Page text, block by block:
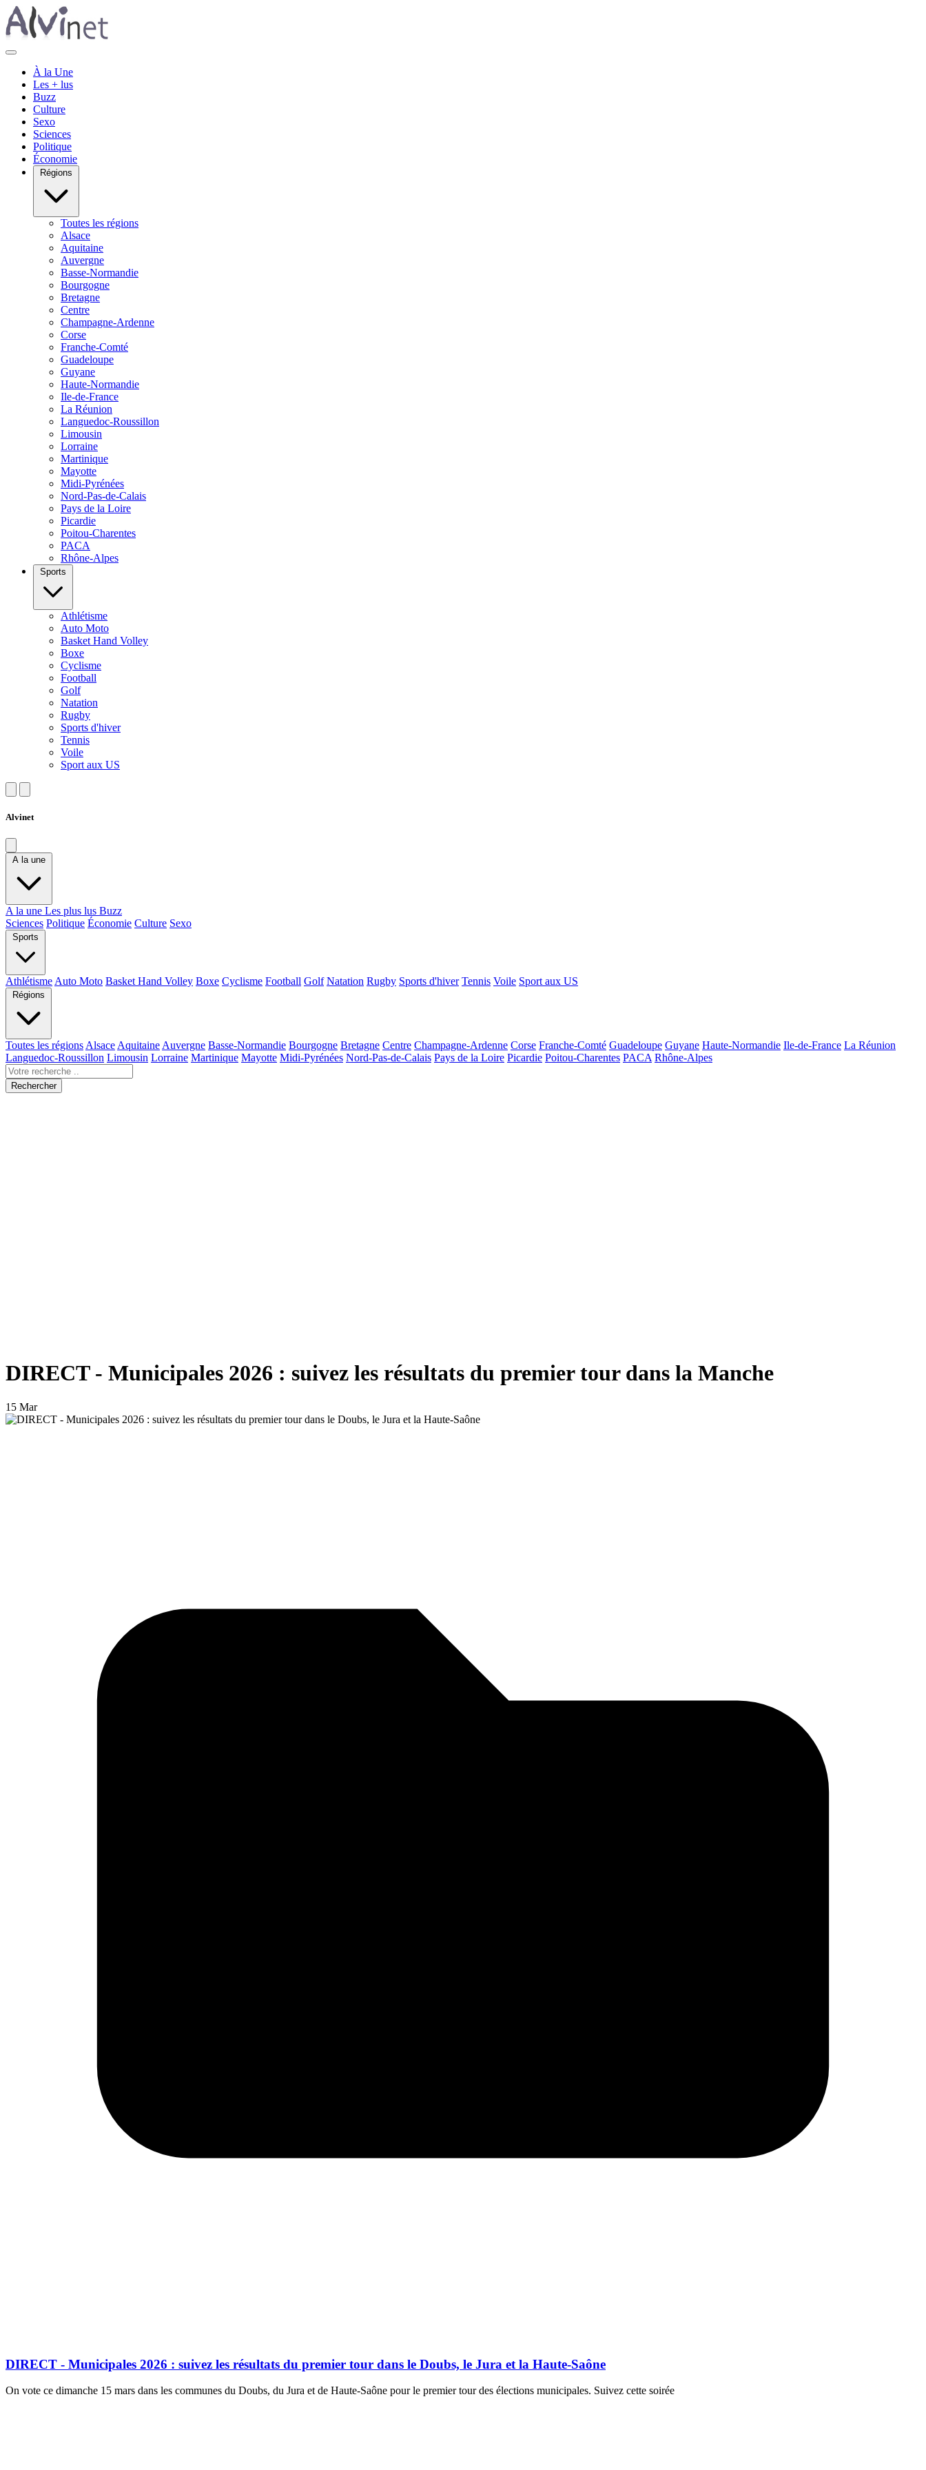
À la Une
Les + lus
Buzz
Culture
Sexo
Sciences
Politique
Économie
Régions
Toutes les régions
Alsace
Aquitaine
Auvergne
Basse-Normandie
Bourgogne
Bretagne
Centre
Champagne-Ardenne
Corse
Franche-Comté
Guadeloupe
Guyane
Haute-Normandie
Ile-de-France
La Réunion
Languedoc-Roussillon
Limousin
Lorraine
Martinique
Mayotte
Midi-Pyrénées
Nord-Pas-de-Calais
Pays de la Loire
Picardie
Poitou-Charentes
PACA
Rhône-Alpes
Sports
Athlétisme
Auto Moto
Basket Hand Volley
Boxe
Cyclisme
Football
Golf
Natation
Rugby
Sports d'hiver
Tennis
Voile
Sport aux US
Alvinet
A la une
A la une Les plus lus Buzz
Sciences Politique Économie Culture Sexo
Sports
Athlétisme Auto Moto Basket Hand Volley Boxe Cyclisme Football Golf Natation Rugby Sports d'hiver Tennis Voile Sport aux US
Régions
Toutes les régions Alsace Aquitaine Auvergne Basse-Normandie Bourgogne Bretagne Centre Champagne-Ardenne Corse Franche-Comté Guadeloupe Guyane Haute-Normandie Ile-de-France La Réunion
Languedoc-Roussillon Limousin Lorraine Martinique Mayotte Midi-Pyrénées Nord-Pas-de-Calais Pays de la Loire Picardie Poitou-Charentes PACA Rhône-Alpes
Rechercher
DIRECT - Municipales 2026 : suivez les résultats du premier tour dans la Manche
15 Mar
DIRECT - Municipales 2026 : suivez les résultats du premier tour dans le Doubs, le Jura et la Haute-Saône
On vote ce dimanche 15 mars dans les communes du Doubs, du Jura et de Haute-Saône pour le premier tour des élections municipales. Suivez cette soirée